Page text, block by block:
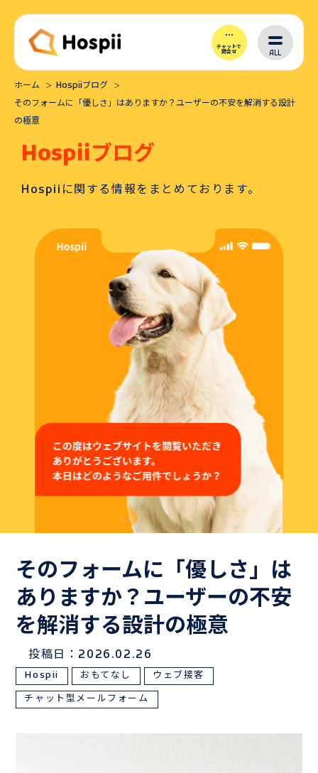
チャットで
問合せ ALL
Hospiiとは
シナリオ作成
よくある質問
Hospiiブログ
お問い合わせ
御社のシナリオサンプルをご用意いたします。
Hospiiを体験しながら
お問い合わせ
サンプルは
こちら
ホーム
Hospiiブログ
そのフォームに「優しさ」はありますか？ユーザーの不安を解消する設計
の極意
Hospiiブログ
Hospiiに関する情報をまとめております。
そのフォームに「優しさ」は
ありますか？ユーザーの不安
を解消する設計の極意
投稿日：2026.02.26
Hospii おもてなし
ウェブ接客
チャット型メールフォーム